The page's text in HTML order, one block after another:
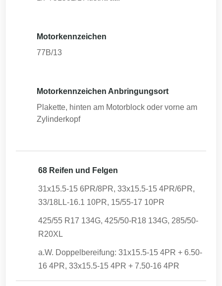
Motorkennzeichen
77B/13
Motorkennzeichen Anbringungsort
Plakette, hinten am Motorblock oder vorne am
Zylinderkopf
68 Reifen und Felgen
31x15.5-15 6PR/8PR, 33x15.5-15 4PR/6PR,
33/18LL-16.1 10PR, 15/55-17 10PR
425/55 R17 134G, 425/50-R18 134G, 285/50-
R20XL
a.W. Doppelbereifung: 31x15.5-15 4PR + 6.50-
16 4PR, 33x15.5-15 4PR + 7.50-16 4PR